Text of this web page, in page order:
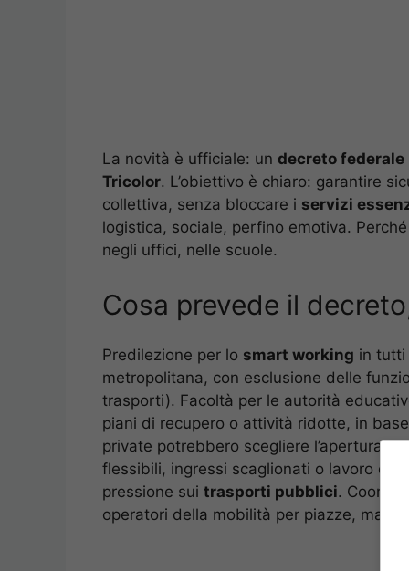
La novità è ufficiale: un decreto federale
Tricolor. L’obiettivo è chiaro: garantire
collettiva, senza bloccare i servizi
logistica, sociale, perfino emotiva.
negli uffici, nelle scuole.
Cosa prevede il
Predilezione per lo smart working in tutti
metropolitana, con esclusione delle
trasporti). Facoltà per le autorità
piani di recupero o attività ridotte, in
private potrebbero scegliere l’apertura
flessibili, ingressi scaglionati o lavoro da
pressione sui trasporti pubblici.
operatori della mobilità per piazze,